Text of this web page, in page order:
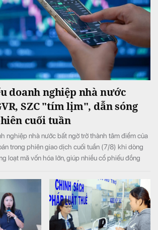
doanh nghiệp nhà nước
SZC "tím lịm", dẫn sóng
cuối tuần
nghiệp nhà nước bất ngờ trở thành tâm điểm của
trong phiên giao dịch cuối tuần (7/8) khi dòng
loạt mã vốn hóa lớn, giúp nhiều cổ phiếu đồng